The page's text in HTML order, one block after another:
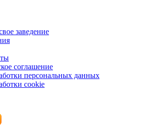
заведение
соглашение
персональных данных
cookie